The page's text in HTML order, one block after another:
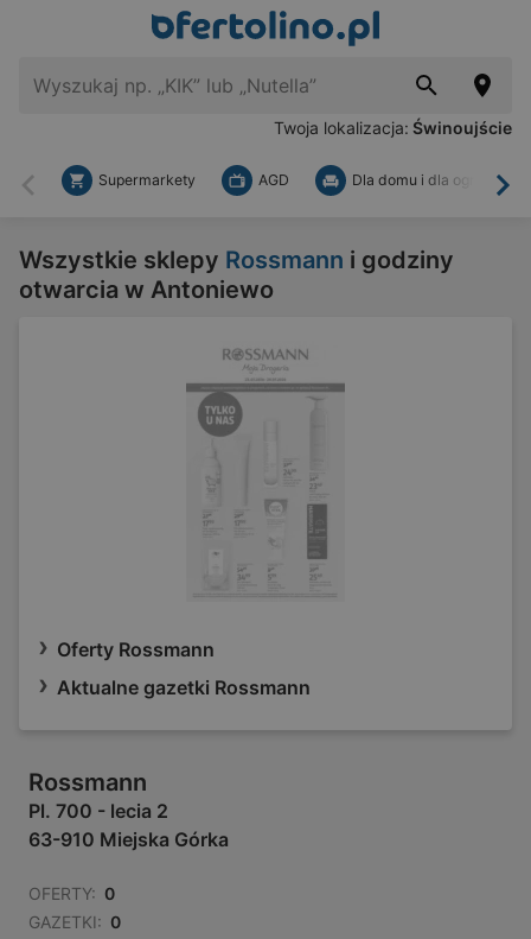
Twoja lokalizacja: Świnoujście
Wstecz
Supermarkety AGD Dla domu i dla ogrodu
Wszystkie sklepy Rossmann i godziny
otwarcia w Antoniewo
Oferty Rossmann
Aktualne gazetki Rossmann
Rossmann
Pl. 700 - lecia 2
63-910 Miejska Górka
OFERTY: 0
GAZETKI: 0